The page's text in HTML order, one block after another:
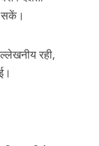
सकें।
रही,